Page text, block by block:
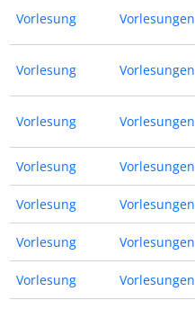
Vorlesung Vorlesungen
Vorlesung Vorlesungen
Vorlesung Vorlesungen
Vorlesung Vorlesungen
Vorlesung Vorlesungen
Vorlesung Vorlesungen
Vorlesung Vorlesungen